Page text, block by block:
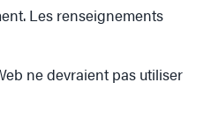
Les renseignements
ne devraient pas utiliser